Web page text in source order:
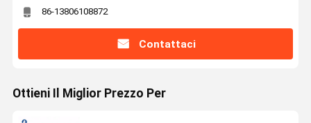
86-13806108872
Contattaci
Ottieni Il Miglior Prezzo Per